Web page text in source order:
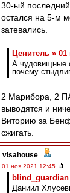
30-ый
остался на 5-м
затевались.
Ценитель » 01
А чудовищные
почему
2 Марибора, 2
выводятся и
Виторию за
сжигать.
visahouse -
01 ноя 2021 12:45
blind_guardian
Даниил